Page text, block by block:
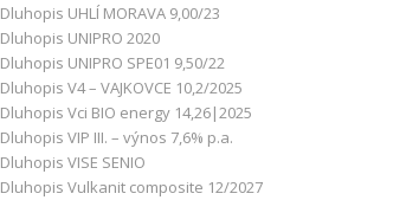
Dluhopis UHLÍ MORAVA 9,00/23
Dluhopis UNIPRO 2020
Dluhopis UNIPRO SPE01 9,50/22
Dluhopis V4 – VAJKOVCE 10,2/2025
Dluhopis Vci BIO energy 14,26|2025
Dluhopis VIP III. – výnos 7,6% p.a.
Dluhopis VISE SENIO
Dluhopis Vulkanit composite 12/2027